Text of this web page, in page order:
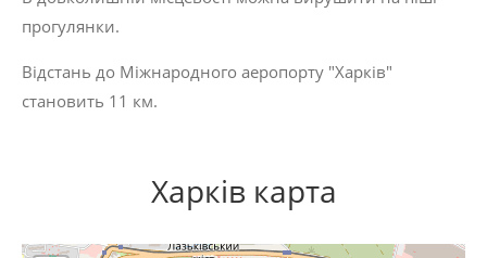
прогулянки.
Відстань до Міжнародного аеропорту "Харків"
становить 11 км.
Харків карта